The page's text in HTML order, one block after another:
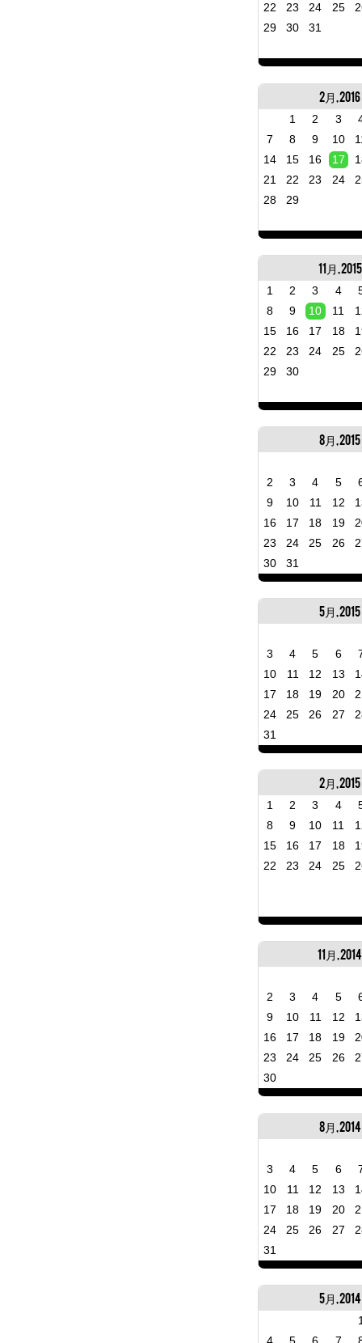
22
23 24 25
29
30 31
2月, 2016
1 2 3
7
8 9 10
14
15 16 17
21
22 23 24
28
29
11月, 2015
1 2 3 4
8
9 10 11
15
16 17 18
22
23 24 25
29
30
8月, 2015
2 3 4 5
9
10 11 12
16
17 18 19
23
24 25 26
30
31
5月, 2015
3 4 5 6
10
11 12 13
17
18 19 20
24
25 26 27
31
2月, 2015
1 2 3 4
8
9 10 11
15
16 17 18
22
23 24 25
11月, 2014
2 3 4 5
9
10 11 12
16
17 18 19
23
24 25 26
30
8月, 2014
3 4 5 6
10
11 12 13
17
18 19 20
24
25 26 27
31
5月, 2014
4
5 6 7